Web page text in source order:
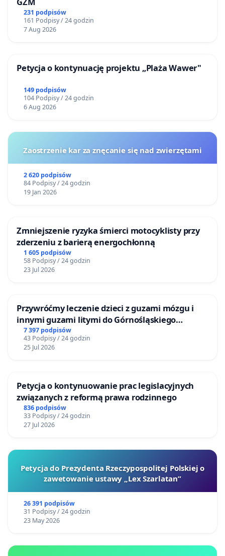
231 podpisów
161 Podpisy / 24 godzin
7 Aug 2026
Petycja o kontynuację projektu „Plaża Wawer"
149 podpisów
104 Podpisy / 24 godzin
6 Aug 2026
Zaostrzenie kar za znęcanie się nad zwierzętami
2 620 podpisów
84 Podpisy / 24 godzin
19 Jan 2026
Zmniejszenie ryzyka śmierci motocyklisty przy
zderzeniu z barierą energochłonną
1 605 podpisów
58 Podpisy / 24 godzin
23 Jul 2026
Przywróćmy leczenie dzieci z guzami mózgu i
innymi guzami litymi do Górnośląskiego
Centrum Zdrowia Dziecka w Katowicach
7 397 podpisów
43 Podpisy / 24 godzin
25 Jul 2026
Petycja o kontynuowanie prac legislacyjnych
związanych z reformą prawa rodzinnego
836 podpisów
33 Podpisy / 24 godzin
27 Jul 2026
Petycja do Prezydenta Rzeczypospolitej Polskiej o
zawetowanie ustawy „Lex Szarlatan”
26 391 podpisów
31 Podpisy / 24 godzin
23 May 2026